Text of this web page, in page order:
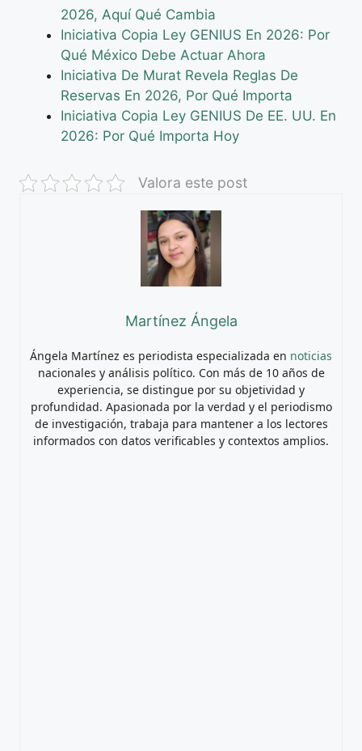
2026, Aquí Qué Cambia
Iniciativa Copia Ley GENIUS En 2026: Por
Qué México Debe Actuar Ahora
Iniciativa De Murat Revela Reglas De
Reservas En 2026, Por Qué Importa
Iniciativa Copia Ley GENIUS De EE. UU. En
2026: Por Qué Importa Hoy
Valora este post
Martínez Ángela
Ángela Martínez es periodista especializada en noticias
nacionales y análisis político. Con más de 10 años de
experiencia, se distingue por su objetividad y
profundidad. Apasionada por la verdad y el periodismo
de investigación, trabaja para mantener a los lectores
informados con datos verificables y contextos amplios.